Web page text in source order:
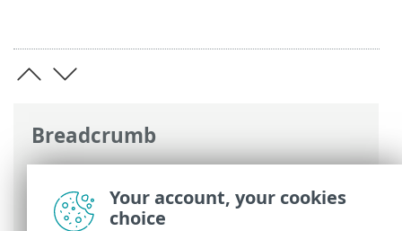
Breadcrumb
Ηλεκτρονική βοήθεια ESET>ESET Small
Business Security>Ξεκινώντας >
Ενεργοποίηση Anti-Theft
Your account, your cookies
choice